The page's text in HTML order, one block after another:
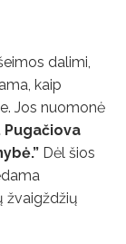
dalimi,
kaip
Jos nuomonė
Pugačiova
Dėl šios
žvaigždžių